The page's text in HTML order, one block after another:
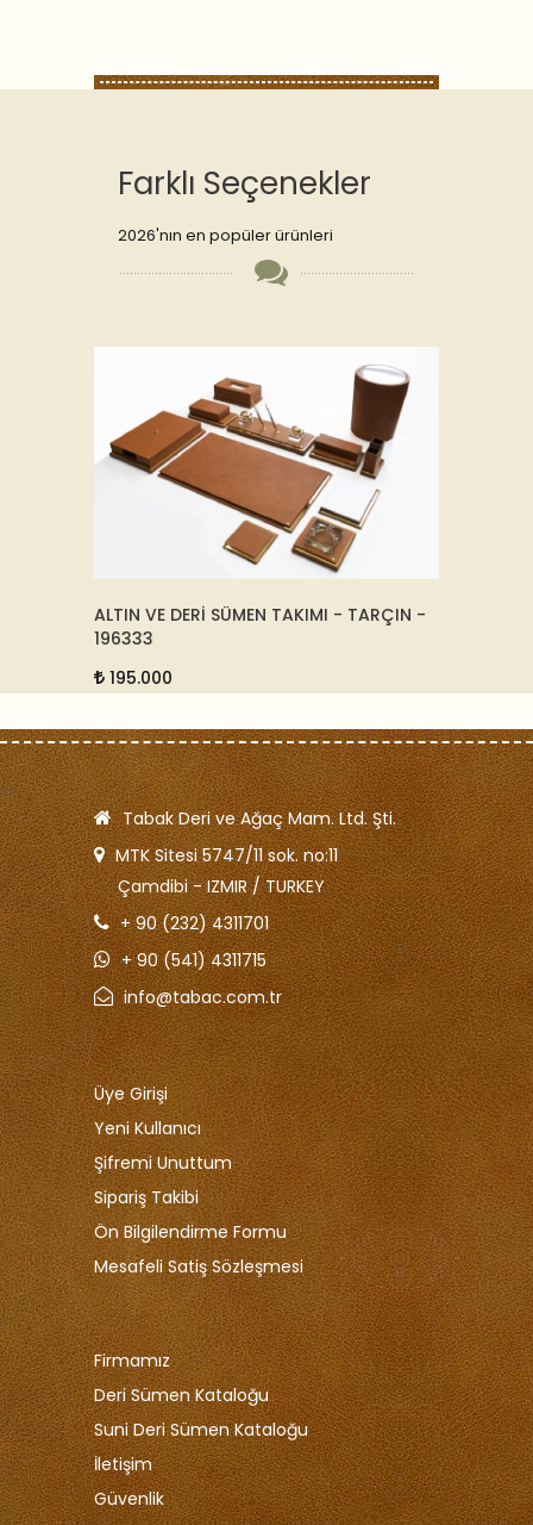
Farklı Seçenekler
2026'nın en popüler ürünleri
ALTIN VE DERİ SÜMEN TAKIMI - TARÇIN -
196333
195.000
Tabak Deri ve Ağaç Mam. Ltd. Şti.
MTK Sitesi 5747/11 sok. no:11
Çamdibi - IZMIR / TURKEY
+ 90 (232) 4311701
+ 90 (541) 4311715
info@tabac.com.tr
Üye Girişi
Yeni Kullanıcı
Şifremi Unuttum
Sipariş Takibi
Ön Bilgilendirme Formu
Mesafeli Satiş Sözleşmesi
Firmamız
Deri Sümen Kataloğu
Suni Deri Sümen Kataloğu
İletişim
Güvenlik